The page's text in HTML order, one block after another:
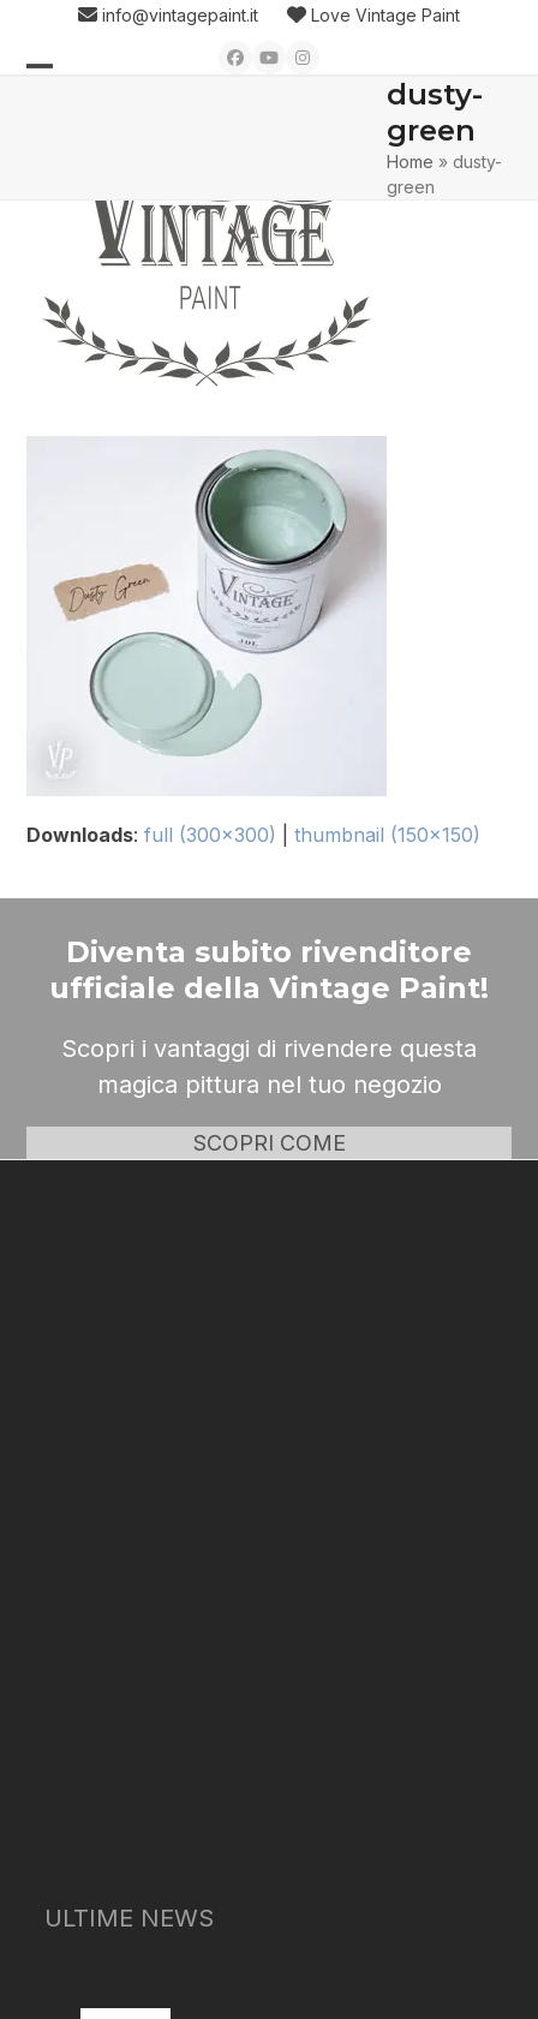
content
info@vintagepaint.it Love Vintage Paint
Facebook
YouTubeInstagram
dusty-
green
Home » dusty-
green
Downloads:full (300x300) |thumbnail (150x150)
Diventa subito rivenditore
ufficiale della Vintage Paint!
Scopri i vantaggi di rivendere questa
magica pittura nel tuo negozio
SCOPRI COME
ULTIME NEWS